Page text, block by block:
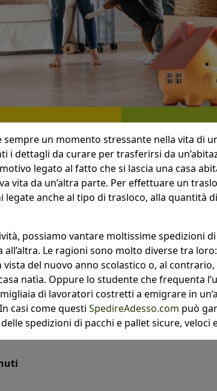
sempre un momento stressante nella vita di
i dettagli da curare per trasferirsi da
legato al fatto che si lascia una casa
vita da un’altra parte. Per effettuare un
legate anche al tipo di trasloco, alla quantità
possiamo vantare moltissime spedizioni
all’altra. Le ragioni sono molto diverse tra
vista del nuovo anno scolastico o, al
natìa. Oppure lo studente che frequenta
di lavoratori costretti a emigrare in
casi come questi SpedireAdesso.com può
spedizioni di pacchi e pallet sicure, veloci